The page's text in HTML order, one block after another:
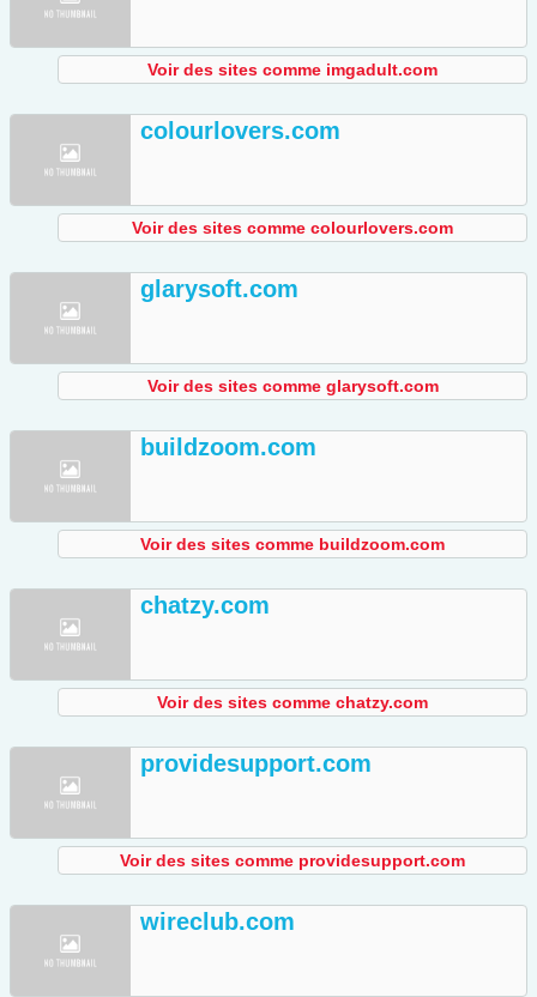
Voir des sites comme imgadult.com
colourlovers.com
Voir des sites comme colourlovers.com
glarysoft.com
Voir des sites comme glarysoft.com
buildzoom.com
Voir des sites comme buildzoom.com
chatzy.com
Voir des sites comme chatzy.com
providesupport.com
Voir des sites comme providesupport.com
wireclub.com